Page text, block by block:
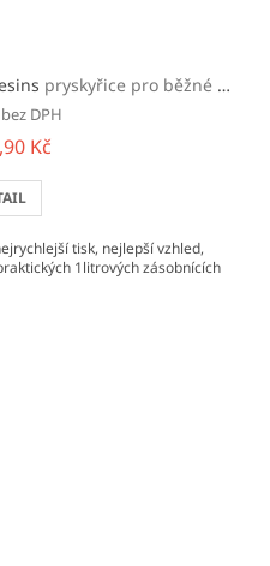
pryskyřice pro běžné účely pro tiskárny řady Form 4
DPH
Kč
tisk, nejlepší vzhled,
1litrových zásobnících